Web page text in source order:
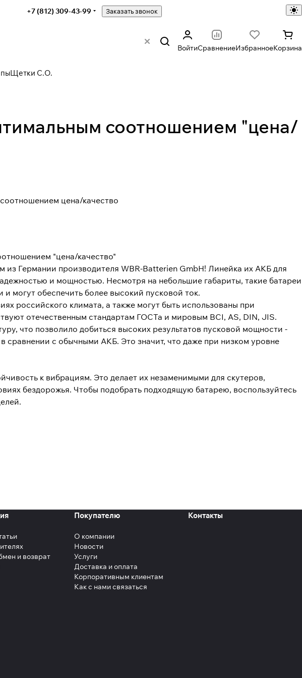
+7 (812) 309-43-99 Заказать звонок
ВойтиСравнениеИзбранноеКорзина
Щетки С.О.
соотношением "цена/
"цена/качество"
Германии производителя WBR-Batterien GmbH! Линейка их АКБ для
и мощностью. Несмотря на небольшие габариты, такие батареи
могут обеспечить более высокий пусковой ток.
российского климата, а также могут быть использованы при
отечественным стандартам ГОСТа и мировым BCI, AS, DIN, JIS.
что позволило добиться высоких результатов пусковой мощности -
сравнении с обычными АКБ. Это значит, что даже при низком уровне
к вибрациям. Это делает их незаменимыми для скутеров,
бездорожья. Чтобы подобрать подходящую батарею, воспользуйтесь
и возврат
Покупателю
О компании
Новости
Услуги
Доставка и оплата
Корпоративным клиентам
Как с нами связаться
Контакты